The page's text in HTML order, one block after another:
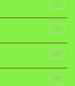
1
2
76
6